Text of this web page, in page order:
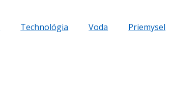
Technológia Voda Priemysel